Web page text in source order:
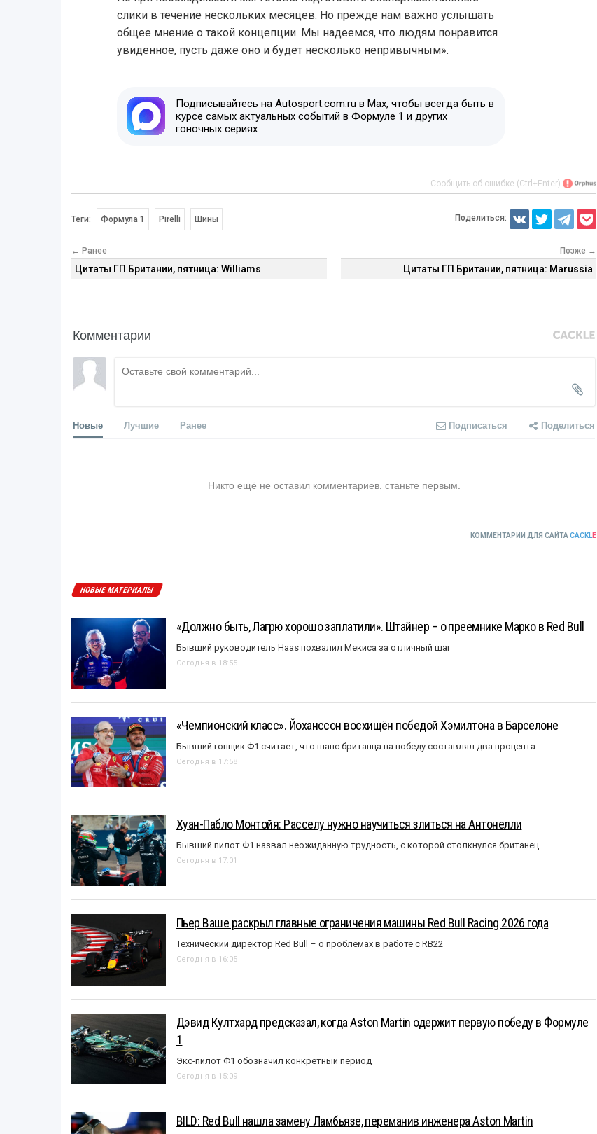
слики в течение нескольких месяцев. Но прежде нам важно услышать
общее мнение о такой концепции. Мы надеемся, что людям понравится
увиденное, пусть даже оно и будет несколько непривычным».
Подписывайтесь на Autosport.com.ru в Max, чтобы всегда быть в
курсе самых актуальных событий в Формуле 1 и других
гоночных сериях
Сообщить об ошибке (Ctrl+Enter)
Теги: Формула 1 Pirelli Шины Поделиться:
← Ранее
Цитаты ГП Британии, пятница: Williams
Позже →
Цитаты ГП Британии, пятница: Marussia
Комментарии
Новые Лучшие Ранее Подписаться Поделиться
Никто ещё не оставил комментариев, станьте первым.
КОММЕНТАРИИ ДЛЯ САЙТА CACKLE
НОВЫЕ МАТЕРИАЛЫ
«Должно быть, Лагрю хорошо заплатили». Штайнер – о преемнике Марко в Red Bull
Бывший руководитель Haas похвалил Мекиса за отличный шаг
Сегодня в 18:55
«Чемпионский класс». Йоханссон восхищён победой Хэмилтона в Барселоне
Бывший гонщик Ф1 считает, что шанс британца на победу составлял два процента
Сегодня в 17:58
Хуан-Пабло Монтойя: Расселу нужно научиться злиться на Антонелли
Бывший пилот Ф1 назвал неожиданную трудность, с которой столкнулся британец
Сегодня в 17:01
Пьер Ваше раскрыл главные ограничения машины Red Bull Racing 2026 года
Технический директор Red Bull – о проблемах в работе с RB22
Сегодня в 16:05
Дэвид Култхард предсказал, когда Aston Martin одержит первую победу в Формуле
1
Экс-пилот Ф1 обозначил конкретный период
Сегодня в 15:09
BILD: Red Bull нашла замену Ламбьязе, переманив инженера Aston Martin